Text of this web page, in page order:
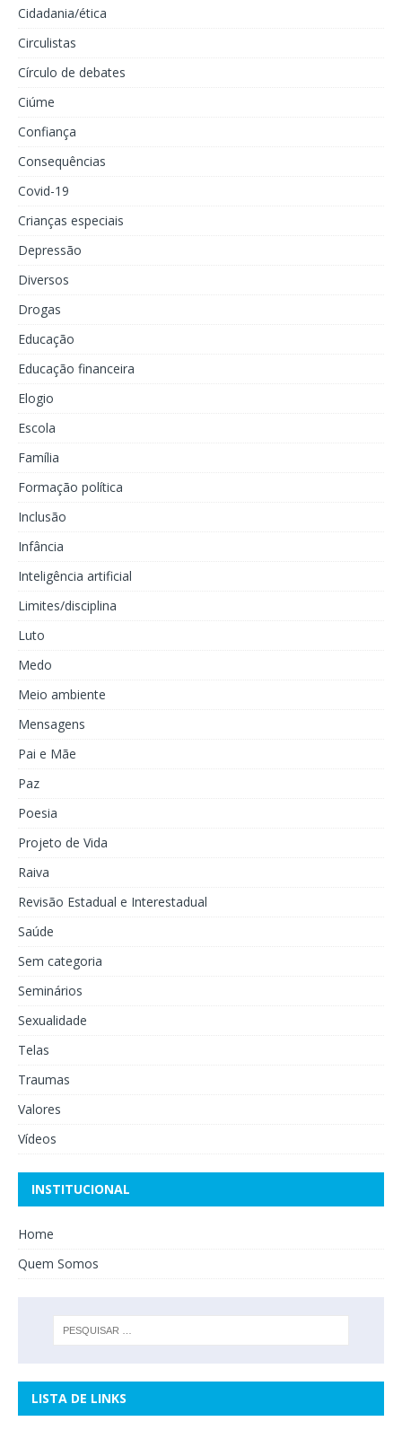
Cidadania/ética
Circulistas
Círculo de debates
Ciúme
Confiança
Consequências
Covid-19
Crianças especiais
Depressão
Diversos
Drogas
Educação
Educação financeira
Elogio
Escola
Família
Formação política
Inclusão
Infância
Inteligência artificial
Limites/disciplina
Luto
Medo
Meio ambiente
Mensagens
Pai e Mãe
Paz
Poesia
Projeto de Vida
Raiva
Revisão Estadual e Interestadual
Saúde
Sem categoria
Seminários
Sexualidade
Telas
Traumas
Valores
Vídeos
INSTITUCIONAL
Home
Quem Somos
LISTA DE LINKS